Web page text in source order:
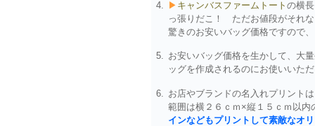
▶ キャンバスファームトート の横
っ張りだこ！ ただお値段がそれ
驚きのお安いバッグ価格ですので
お安いバッグ価格を生かして、大
ッグを作成されるのにお使いいた
お店やブランドの名入れプリント
範囲は横２６ｃｍ×縦１５ｃｍ以
インなどもプリントして素敵なオ